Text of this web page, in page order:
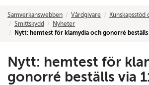
Samverkanswebben Vårdgivare
Smittskydd
Nyheter
Nytt: hemtest för klamydia och gonorré beställs
Nytt: hemtest för
gonorré beställs via